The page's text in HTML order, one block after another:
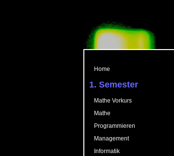
Home
1. Semester
Mathe Vorkurs
Mathe
Programmieren
Management
Informatik